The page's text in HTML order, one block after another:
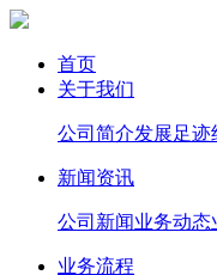
首页
关于我们
公司简介发展足迹
新闻资讯
公司新闻业务动态
业务流程